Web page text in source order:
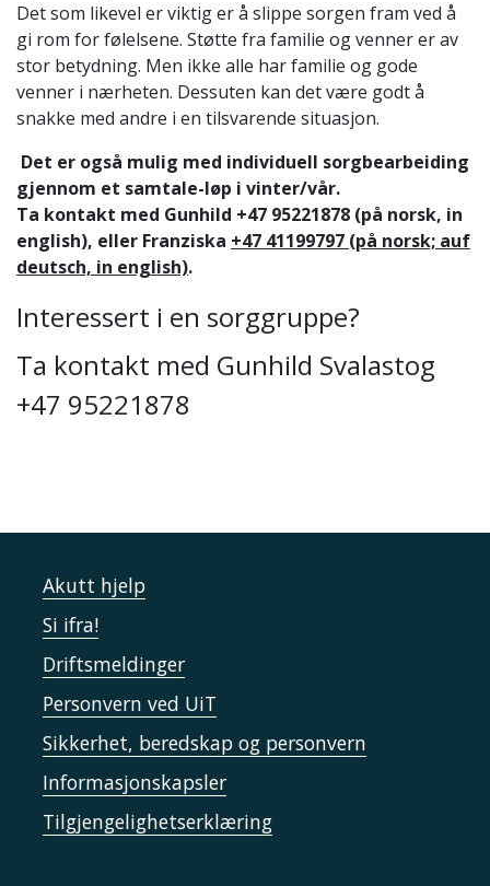
Det som likevel er viktig er å slippe sorgen fram ved å
gi rom for følelsene. Støtte fra familie og venner er av
stor betydning. Men ikke alle har familie og gode
venner i nærheten. Dessuten kan det være godt å
snakke med andre i en tilsvarende situasjon.
Det er også mulig med individuell sorgbearbeiding
gjennom et samtale-løp i vinter/vår.
Ta kontakt med Gunhild +47 95221878 (på norsk, in
english), eller Franziska +47 41199797 (på norsk; auf
deutsch, in english).
Interessert i en sorggruppe?
Ta kontakt med Gunhild Svalastog
+47 95221878
Akutt hjelp
Si ifra!
Driftsmeldinger
Personvern ved UiT
Sikkerhet, beredskap og personvern
Informasjonskapsler
Tilgjengelighetserklæring